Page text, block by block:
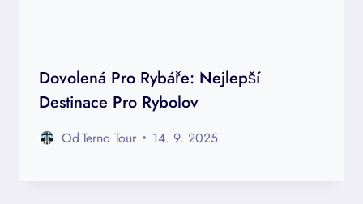
Dovolená Pro Rybáře: Nejlepší
Destinace Pro Rybolov
OdTerno Tour 14. 9. 2025